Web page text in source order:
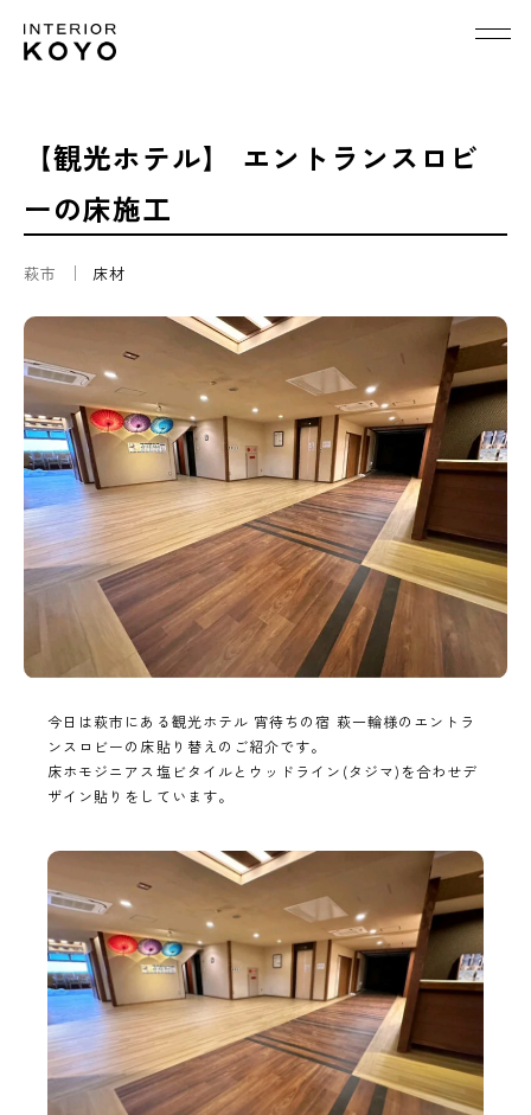
【観光ホテル】 エントランスロビ
ーの床施工
萩市 床材
今日は萩市にある観光ホテル 宵待ちの宿 萩一輪様のエントラ
ンスロビーの床貼り替えのご紹介です。
床ホモジニアス塩ビタイルとウッドライン(タジマ)を合わせデ
ザイン貼りをしています。